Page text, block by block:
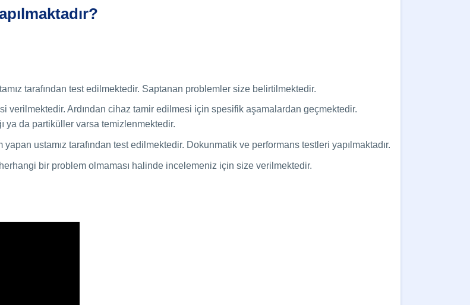
tarafından test edilmektedir. Saptanan problemler size belirtilmektedir.
verilmektedir. Ardından cihaz tamir edilmesi için spesifik aşamalardan geçmektedir.
ya da partiküller varsa temizlenmektedir.
ustamız tarafından test edilmektedir. Dokunmatik ve performans testleri yapılmaktadır.
bir problem olmaması halinde incelemeniz için size verilmektedir.